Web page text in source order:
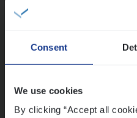
Consent
We use cookies
By clicking “Accept all
IT, Change & Innovation
Test Ana­lyst
IT, Change & Innovation